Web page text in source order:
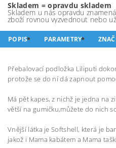
Skladem = opravdu skladem
Skladem u nás opravdu
zboží rovnou vyzvednout nebo
POPIS PARAMETRY
Přebalovací podložka Liliputi
protože se do ní dá zapnout
Má pět kapes, z nichž je jedna na
větší na gumičku,můžete do nich
Vnější látka je Softshell, která je
jakož i Mama kabátem a Mama